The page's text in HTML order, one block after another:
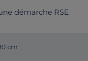
démarche RSE
cm